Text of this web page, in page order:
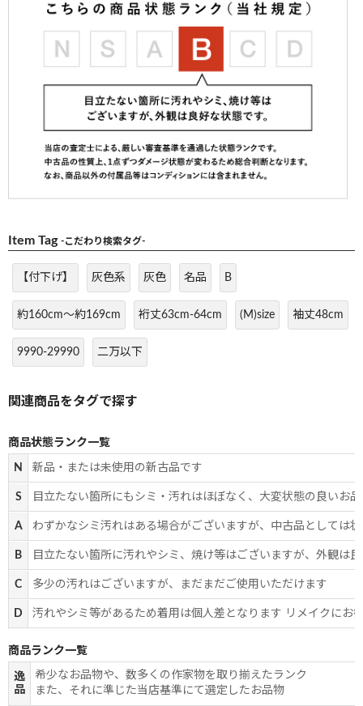
Item Tag -こだわり検索タグ-
【付下げ】 灰色系 灰色 名品 B
約160cm～約169cm 裄丈63cm-64cm (M)size 袖丈48cm
9990-29990 二万以下
商品状態ランク一覧
N 新品・または未使用の新古品です
S 目立たない箇所にもシミ・汚れはほぼなく、大変状態の良いお
A わずかなシミ汚れはある場合がございますが、中古品としては
B 目立たない箇所に汚れやシミ、焼け等はございますが、外観は
C 多少の汚れはございますが、まだまだご使用いただけます
D 汚れやシミ等があるため着用は個人差となります リメイクにお
商品ランク一覧
逸
品
希少なお品物や、数多くの作家物を取り揃えたランク
また、それに準じた当店基準にて選定したお品物